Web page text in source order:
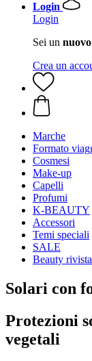
Login
Login
Sei un
Crea un
Marche
Formato
Cosmesi
Make-up
Capelli
Profumi
K-BEAUTY
Accessori
Temi speciali
SALE
Beauty rivista
Solari con
Protezioni
vegetali